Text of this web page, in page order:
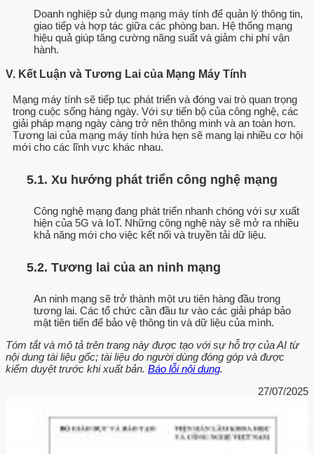
Doanh nghiệp sử dụng mạng máy tính để quản lý thông tin,
giao tiếp và hợp tác giữa các phòng ban. Hệ thống mạng
hiệu quả giúp tăng cường năng suất và giảm chi phí vận
hành.
V. Kết Luận và Tương Lai của Mạng Máy Tính
Mạng máy tính sẽ tiếp tục phát triển và đóng vai trò quan trọng
trong cuộc sống hàng ngày. Với sự tiến bộ của công nghệ, các
giải pháp mạng ngày càng trở nên thông minh và an toàn hơn.
Tương lai của mạng máy tính hứa hẹn sẽ mang lại nhiều cơ hội
mới cho các lĩnh vực khác nhau.
5.1. Xu hướng phát triển công nghệ mạng
Công nghệ mạng đang phát triển nhanh chóng với sự xuất
hiện của 5G và IoT. Những công nghệ này sẽ mở ra nhiều
khả năng mới cho việc kết nối và truyền tải dữ liệu.
5.2. Tương lai của an ninh mạng
An ninh mạng sẽ trở thành một ưu tiên hàng đầu trong
tương lai. Các tổ chức cần đầu tư vào các giải pháp bảo
mật tiên tiến để bảo vệ thông tin và dữ liệu của mình.
Tóm tắt và mô tả trên trang này được tạo với sự hỗ trợ của AI từ
nội dung tài liệu gốc; tài liệu do người dùng đóng góp và được
kiểm duyệt trước khi xuất bản. Báo lỗi nội dung.
27/07/2025